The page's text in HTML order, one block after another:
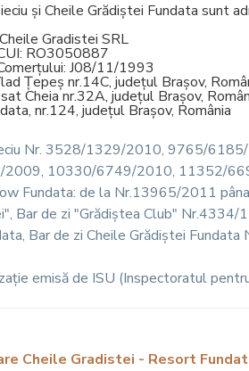
și Cheile Grădiștei Fundata sunt
Gradistei SRL
RO3050887
J08/11/1993
Țepeș nr.14C, județul Brașov,
Cheia nr.32A, județul Brașov,
nr.124, județul Brașov, România
Nr. 3528/1329/2010, 9765/
10330/6749/2010, 11352/
Fundata: de la Nr.13965/2011
Bar de zi "Grădiștea Club"
Bar de zi Cheile Grădiștei
emisă de ISU (Inspectoratul
Cheile Gradistei - Resort